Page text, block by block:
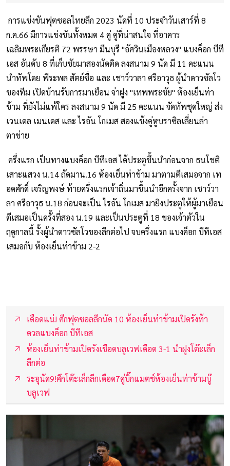
การแข่งขันฟุตซอลไทยลีก 2023 นัดที่ 10 ประจำวันเสาร์ที่ 8
ก.ค.66 มีการแข่งขันทั้งหมด 4 คู่ คู่ที่น่าสนใจ ที่อาคาร
เฉลิมพระเกียรติ 72 พรรษา มีนบุรี "อัศวินเมืองหลวง" แบงค็อก บีที
เอส อันดับ 8 ที่เก็บชัยมาสองนัดติด ลงสนาม 9 นัด มี 11 คะแนน
นำทัพโดย พีระพล สัตย์ซื่อ และ เชาว์วาลา ศรีอาวุธ ผู้นำดาวซัลโว
ของทีม เปิดบ้านรับการมาเยือน จ่าฝูง "เทพพระชัย" ห้องเย็นท่า
ข้าม ที่ยังไม่แพ้ใคร ลงสนาม 9 นัด มี 25 คะแนน จัดทัพชุดใหญ่ ส่ง
เวนเดล เมนเดส และ ไรอัน โกเมส สองแข้งคู่หูบราซิลเลี่ยนล่า
ตาข่าย
ครึ่งแรก เป็นทางแบงค็อก บีทีเอส ได้ประตูขึ้นนำก่อนจาก ธนโชติ
เสาะแสวง น.14 ถัดมาน.16 ห้องเย็นท่าข้าม มาตามตีเสมอจาก เท
อดศักดิ์ เจริญพงษ์ ท้ายครึ่งแรกเจ้าถิ่นมาขึ้นนำอีกครั้งจาก เชาว์วา
ลา ศรีอาวุธ น.18 ก่อนจะเป็น ไรอัน โกเมส มายิงประตูให้ผู้มาเยือน
ตีเสมอเป็นครั้งที่สอง น.19 และเป็นประตูที่ 18 ของเจ้าตัวใน
ฤดูกาลนี้ รั้งผู้นำดาวซัลโวของลีกต่อไป จบครึ่งแรก แบงค็อก บีทีเอส
เสมอกับ ห้องเย็นท่าข้าม 2-2
เดือดแน่! ศึกฟุตซอลลีกนัด 10 ห้องเย็นท่าข้ามเปิดรังท้า
ดวลแบงค็อก บีทีเอส
ห้องเย็นท่าข้ามเปิดรังเชือดบลูเวฟเดือด 3-1 นำฝูงโต๊ะเล็ก
ลีกต่อ
ระอุนัด9!ศึกโต๊ะเล็กลีกเดือด7คู่บิ๊กแมตช์ห้องเย็นท่าข้ามบู๊
บลูเวฟ